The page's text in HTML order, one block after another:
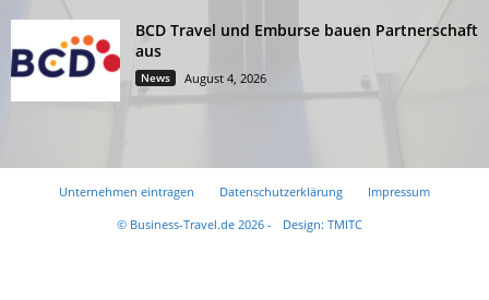
BCD Travel und Emburse bauen Partnerschaft
aus
News August 4, 2026
Unternehmen eintragen Datenschutzerklärung
Impressum
© Business-Travel.de 2026 -
Design: TMITC